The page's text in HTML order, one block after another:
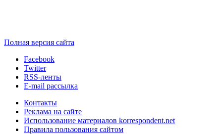
Полная версия сайта
Facebook
Twitter
RSS-ленты
E-mail рассылка
Контакты
Реклама на сайте
Использование материалов korrespondent.net
Правила пользования сайтом